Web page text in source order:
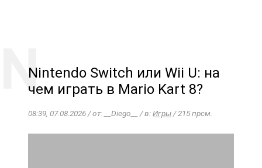
Nintendo Switch или Wii U: на
чем играть в Mario Kart 8?
08:39, 07.08.2026 / от: __Diego__ / в:Игры/ 215 прсм.